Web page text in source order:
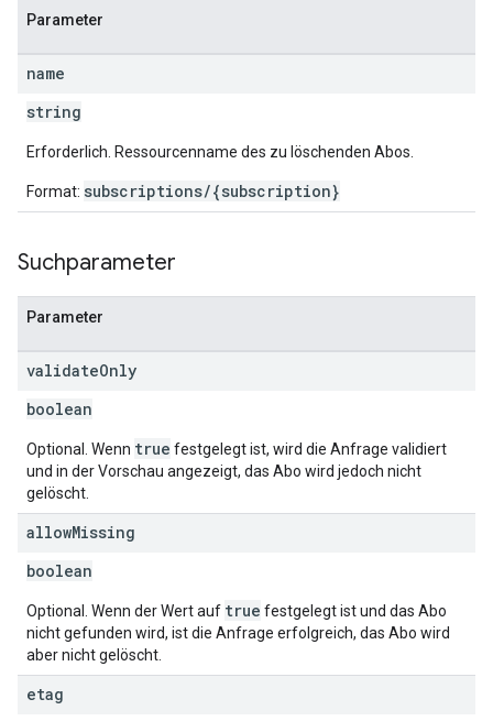
Parameter
name
string
Erforderlich. Ressourcenname des zu löschenden Abos.
Format: subscriptions/{subscription}
Suchparameter
Parameter
validateOnly
boolean
Optional. Wenn true festgelegt ist, wird die Anfrage validiert
und in der Vorschau angezeigt, das Abo wird jedoch nicht
gelöscht.
allowMissing
boolean
Optional. Wenn der Wert auf true festgelegt ist und das Abo
nicht gefunden wird, ist die Anfrage erfolgreich, das Abo wird
aber nicht gelöscht.
etag